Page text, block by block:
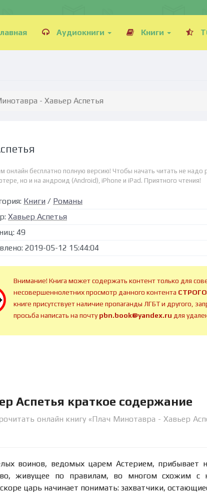
Аудиокниги Книги
- Хавьер Аспетья
онлайн бесплатно полную версию! Чтобы начать читать не надо
но и на андроид (Android), iPhone и iPad. Приятного чтения!
Книги / Романы
Хавьер Аспетья
49
2019-05-12 15:44:04
Внимание! Книга может содержать контент только для
несовершеннолетних просмотр данного контента
книге присутствует наличие пропаганды ЛГБТ и другого,
просьба написать на почтуpbn.book@yandex.ru для
Аспетья краткое содержание
онлайн книгу «Плач Минотавра - Хавьер
воинов, ведомых царем Астерием, прибывает
живущее по правилам, во многом схожим с
царь начинает понимать: захватчики,